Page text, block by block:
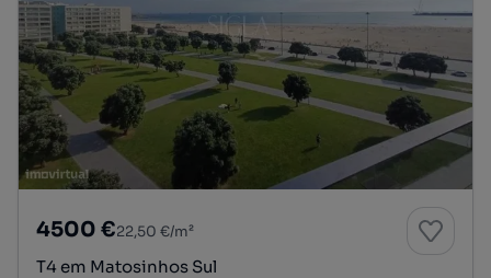
4500 €22,50 €/m²
T4 em Matosinhos Sul